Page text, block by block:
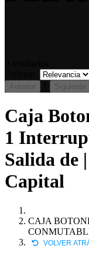
Anterior Siguiente
Caja
1
Salida de
Capital
CAJA
VOLVER